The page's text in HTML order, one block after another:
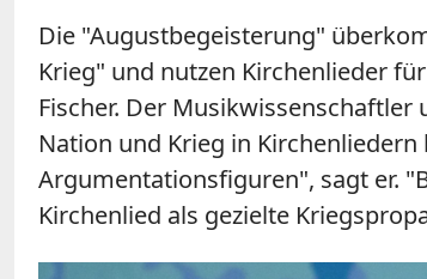
Die "Augustbegeisterung"
Krieg" und nutzen Kirchenlieder
Fischer. Der
Nation und Krieg in
Argumentationsfiguren", sagt er.
Kirchenlied als gezielte